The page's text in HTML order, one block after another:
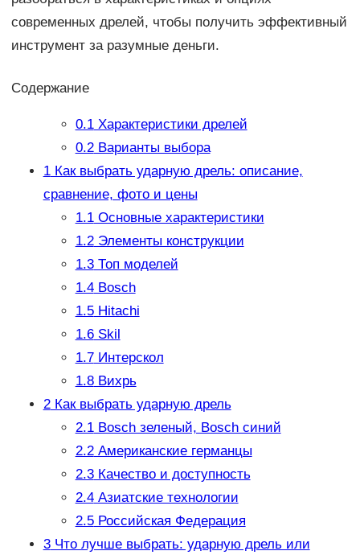
современных дрелей, чтобы получить эффективный
инструмент за разумные деньги.
Содержание
0.1Характеристики дрелей
0.2Варианты выбора
1Как выбрать ударную дрель: описание,
сравнение, фото и цены
1.1Основные характеристики
1.2Элементы конструкции
1.3Топ моделей
1.4Bosch
1.5Hitachi
1.6Skil
1.7Интерскол
1.8Вихрь
2Как выбрать ударную дрель
2.1Bosch зеленый, Bosch синий
2.2Американские германцы
2.3Качество и доступность
2.4Азиатские технологии
2.5Российская Федерация
3Что лучше выбрать: ударную дрель или